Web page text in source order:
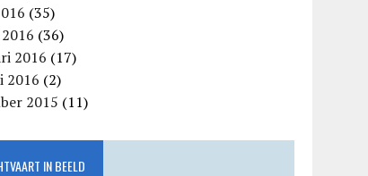
(35)
(36)
2016 (17)
2016 (2)
2015 (11)
IN BEELD